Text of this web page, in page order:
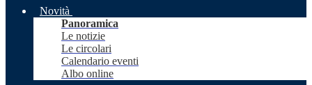
Novità
Panoramica
Le notizie
Le circolari
Calendario eventi
Albo online